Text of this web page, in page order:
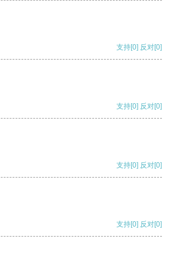
支持[0] 反对[0]
支持[0] 反对[0]
支持[0] 反对[0]
支持[0] 反对[0]